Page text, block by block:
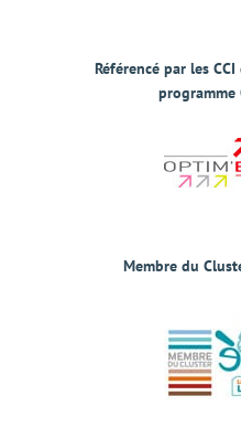
Référencé par les CCI
programme
Membre du